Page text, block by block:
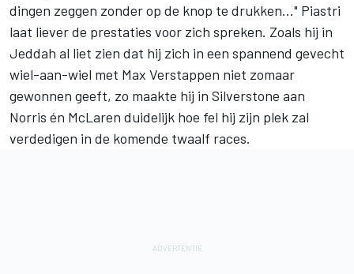
dingen zeggen zonder op de knop te drukken..." Piastri
laat liever de prestaties voor zich spreken. Zoals hij in
Jeddah al liet zien dat hij zich in een spannend gevecht
wiel-aan-wiel met Max Verstappen niet zomaar
gewonnen geeft, zo maakte hij in Silverstone aan
Norris én McLaren duidelijk hoe fel hij zijn plek zal
verdedigen in de komende twaalf races.